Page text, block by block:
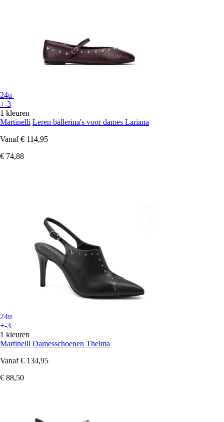
24u
+-3
1 kleuren
Martinelli Leren ballerina's voor dames Lariana
Vanaf € 114,95
€ 74,88
24u
+-3
1 kleuren
Martinelli Damesschoenen Thelma
Vanaf € 134,95
€ 88,50